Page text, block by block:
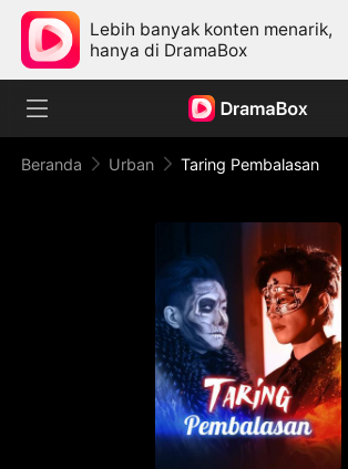
Lebih banyak konten menarik,
hanya di DramaBox
Beranda Urban Taring Pembalasan